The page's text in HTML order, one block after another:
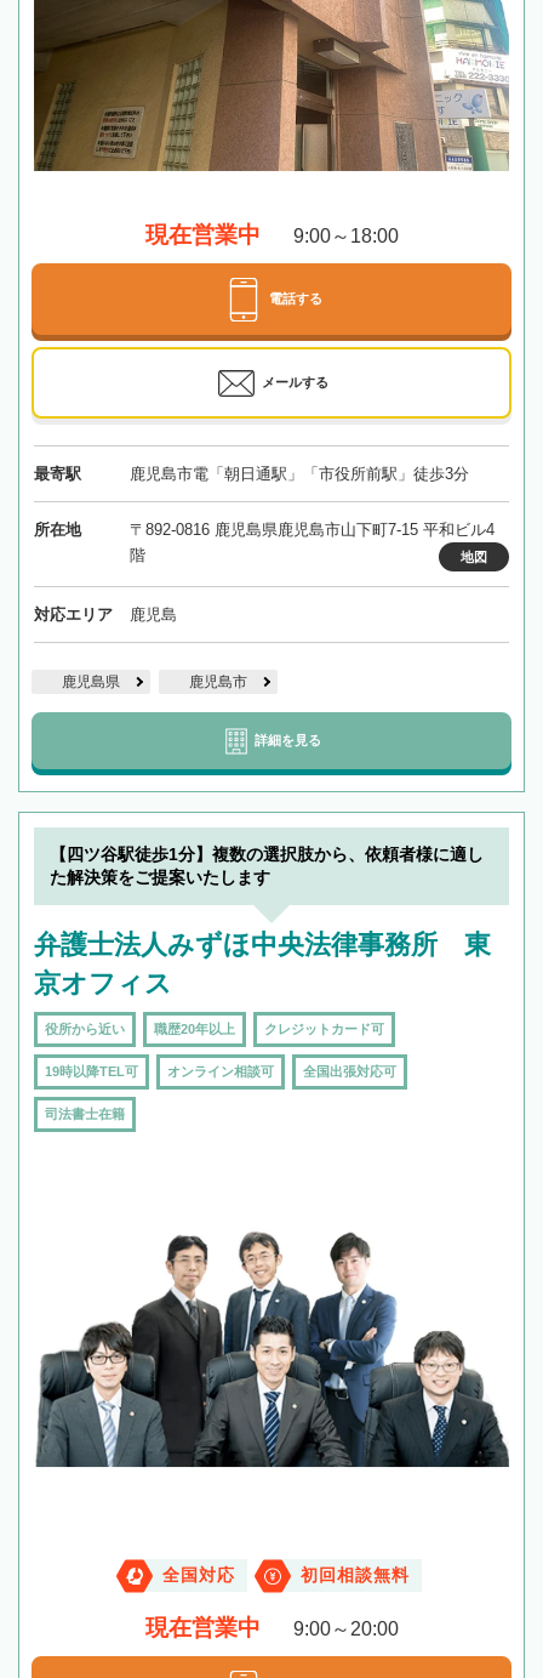
現在営業中 9:00～18:00
電話する
メールする
最寄駅 鹿児島市電「朝日通駅」「市役所前駅」徒歩3分
所在地
〒892-0816 鹿児島県鹿児島市山下町7-15 平和ビル4
階
地図
対応エリア 鹿児島
鹿児島県 鹿児島市
詳細を見る
【四ツ谷駅徒歩1分】複数の選択肢から、依頼者様に適し
た解決策をご提案いたします
弁護士法人みずほ中央法律事務所 東
京オフィス
役所から近い 職歴20年以上 クレジットカード可
19時以降TEL可 オンライン相談可 全国出張対応可
司法書士在籍
全国対応 初回相談無料
現在営業中 9:00～20:00